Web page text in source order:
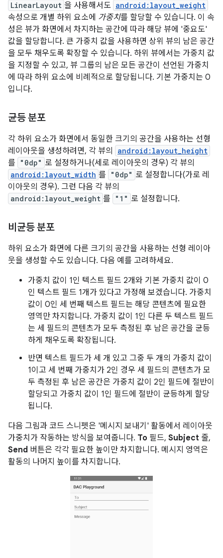
LinearLayout 을 사용해서도 android:layout_weight
속성으로 개별 하위 요소에 가중치를 할당할 수 있습니다. 이 속
성은 뷰가 화면에서 차지하는 공간에 따라 해당 뷰에 '중요도'
값을 할당합니다. 큰 가중치 값을 사용하면 상위 뷰의 남은 공간
을 모두 채우도록 확장할 수 있습니다. 하위 뷰에서는 가중치 값
을 지정할 수 있고, 뷰 그룹의 남은 모든 공간이 선언된 가중치
에 따라 하위 요소에 비례적으로 할당됩니다. 기본 가중치는 0
입니다.
균등 분포
각 하위 요소가 화면에서 동일한 크기의 공간을 사용하는 선형
레이아웃을 생성하려면, 각 뷰의
android:layout_height
를 "0dp" 로 설정하거나(세로 레이아웃의 경우) 각 뷰의
android:layout_width 를 "0dp" 로 설정합니다(가로 레
이아웃의 경우). 그런 다음 각 뷰의
android:layout_weight 를 "1" 로 설정합니다.
비균등 분포
하위 요소가 화면에 다른 크기의 공간을 사용하는 선형 레이아
웃을 생성할 수도 있습니다. 다음 예를 고려하세요.
가중치 값이 1인 텍스트 필드 2개와 기본 가중치 값이 0
인 텍스트 필드 1개가 있다고 가정해 보겠습니다. 가중치
값이 0인 세 번째 텍스트 필드는 해당 콘텐츠에 필요한
영역만 차지합니다. 가중치 값이 1인 다른 두 텍스트 필드
는 세 필드의 콘텐츠가 모두 측정된 후 남은 공간을 균등
하게 채우도록 확장됩니다.
반면 텍스트 필드가 세 개 있고 그중 두 개의 가중치 값이
1이고 세 번째 가중치가 2인 경우 세 필드의 콘텐츠가 모
두 측정된 후 남은 공간은 가중치 값이 2인 필드에 절반이
할당되고 가중치 값이 1인 필드에 절반이 균등하게 할당
됩니다.
다음 그림과 코드 스니펫은 '메시지 보내기' 활동에서 레이아웃
가중치가 작동하는 방식을 보여줍니다. To 필드, Subject 줄,
Send 버튼은 각각 필요한 높이만 차지합니다. 메시지 영역은
활동의 나머지 높이를 차지합니다.